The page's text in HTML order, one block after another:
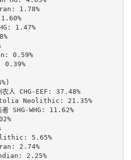
1.78%
1.47%
0.59%
0.39%
农人 CHG-EEF: 37.48%
Neolithic: 21.35%
者 SHG-WHG: 11.62%
5.65%
2.74%
2.25%